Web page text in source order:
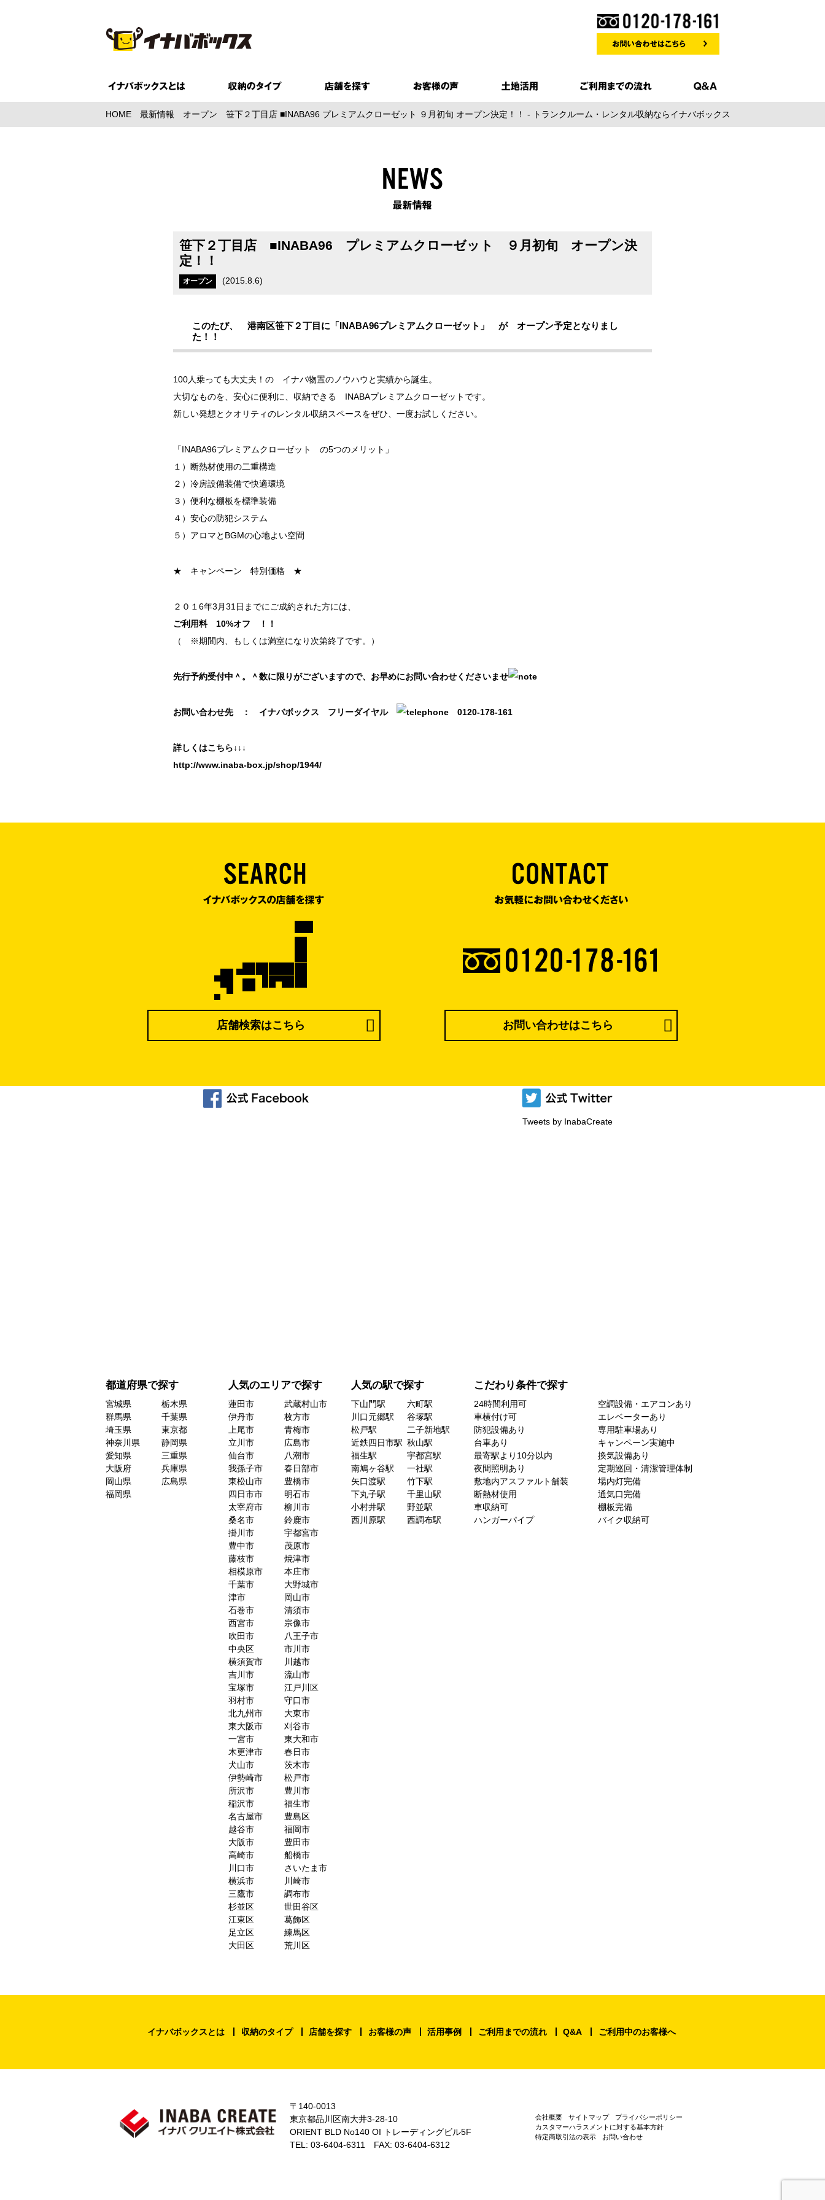
HOME 最新情報 オープン 笹下２丁目店 ■INABA96 プレミアムクローゼット ９月初旬 オープン決定！！ - トランクルーム・レンタル収納ならイナバボックス
笹下２丁目店 ■INABA96 プレミアムクローゼット ９月初旬 オープン決
定！！
オープン (2015.8.6)
このたび、 港南区笹下２丁目に 「INABA96プレミアムクローゼット」
が オープン予定となりまし
た！！
100人乗っても大丈夫！の イナバ物置のノウハウと実績から誕生。
大切なものを、安心に便利に、収納できる INABAプレミアムクローゼットです。
新しい発想とクオリティのレンタル収納スペースをぜひ、一度お試しください。
「INABA96プレミアムクローゼット の5つのメリット」
１）断熱材使用の二重構造
２）冷房設備装備で快適環境
３）便利な棚板を標準装備
４）安心の防犯システム
５）アロマとBGMの心地よい空間
★ キャンペーン 特別価格 ★
２０１6年3月31日までにご成約された方には、
ご利用料 10%オフ ！！
（ ※期間内、もしくは満室になり次第終了です。）
先行予約受付中＾。＾数に限りがございますので、お早めにお問い合わせくださいませ
お問い合わせ先 ： イナバボックス フリーダイヤル 0120-178-161
詳しくはこちら↓↓↓
http://www.inaba-box.jp/shop/1944/
店舗検索はこちら お問い合わせはこちら
Tweets by InabaCreate
都道府県で探す
宮城県
栃木県
群馬県
千葉県
埼玉県
東京都
神奈川県
静岡県
愛知県
三重県
大阪府
兵庫県
岡山県
広島県
福岡県
人気のエリアで探す
蓮田市
武蔵村山市
伊丹市
枚方市
上尾市
青梅市
立川市
広島市
仙台市
八潮市
我孫子市
春日部市
東松山市
豊橋市
四日市市
明石市
太宰府市
柳川市
桑名市
鈴鹿市
掛川市
宇都宮市
豊中市
茂原市
藤枝市
焼津市
相模原市
本庄市
千葉市
大野城市
津市
岡山市
石巻市
清須市
西宮市
宗像市
吹田市
八王子市
中央区
市川市
横須賀市
川越市
吉川市
流山市
宝塚市
江戸川区
羽村市
守口市
北九州市
大東市
東大阪市
刈谷市
一宮市
東大和市
木更津市
春日市
犬山市
茨木市
伊勢崎市
松戸市
所沢市
豊川市
稲沢市
福生市
名古屋市
豊島区
越谷市
福岡市
大阪市
豊田市
高崎市
船橋市
川口市
さいたま市
横浜市
川崎市
三鷹市
調布市
杉並区
世田谷区
江東区
葛飾区
足立区
練馬区
大田区
荒川区
人気の駅で探す
下山門駅
六町駅
川口元郷駅
谷塚駅
松戸駅
二子新地駅
近鉄四日市駅 秋山駅
福生駅
宇都宮駅
南鳩ヶ谷駅
一社駅
矢口渡駅
竹下駅
下丸子駅
千里山駅
小村井駅
野並駅
西川原駅
西調布駅
こだわり条件で探す
24時間利用可
空調設備・エアコンあり
車横付け可
エレベーターあり
防犯設備あり
専用駐車場あり
台車あり
キャンペーン実施中
最寄駅より10分以内
換気設備あり
夜間照明あり
定期巡回・清潔管理体制
敷地内アスファルト舗装
場内灯完備
断熱材使用
通気口完備
車収納可
棚板完備
ハンガーパイプ
バイク収納可
イナバボックスとは 収納のタイプ 店舗を探す お客様の声 活用事例 ご利用までの流れ Q&A ご利用中のお客様へ
〒140-0013
東京都品川区南大井3-28-10
ORIENT BLD No140 OI トレーディングビル5F
TEL: 03-6404-6311 FAX: 03-6404-6312
会社概要 サイトマップ
プライバシーポリシー
カスタマーハラスメントに対する基本方針
特定商取引法の表示
お問い合わせ